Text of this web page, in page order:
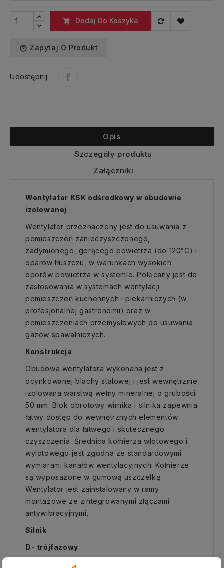
 Dodaj Do Koszyka
help_outline Zapytaj O Produkt
Udostępnij
Opis
Szczegóły produktu
Załączniki
Wentylator KSK odśrodkowy w obudowie
izolowanej
Wentylator przeznaczony jest do usuwania z
pomieszczeń zanieczyszczonego,
zadymionego, gorącego powietrza (do 120°C) i
oparów tłuszczu, w warunkach wysokich
oporów powietrza w systemie. Polecany jest do
zastosowania w systemach wentylacji
pomieszczeń kuchennych i piekarniczych (w
profesjonalnej gastronomii) oraz w
pomieszczeniach przemysłowych do usuwania
gazów spawalniczych.
Konstrukcja
Obudowa wentylatora wykonana jest z
ocynkowanej blachy stalowej i jest wewnętrznie
izolowana warstwą wełny mineralnej o grubości
50 mm. Blok obrotowy wirnika i silnika zapewnia
łatwy dostęp do wewnętrznych elementów
wentylatora dla łatwego i skutecznego
czyszczenia. Średnica kołnierza wlotowego i
wylotowego jest zgodna ze standardowymi
wymiarami kanałów wentylacyjnych. Kołnierze
są wyposażone w gumową uszczelkę.
Wentylator jest zainstalowany w ramy
montażowe ze zintegrowanymi złączami
antywibracyjnymi.
Silnik
D- trójfazowy
Wentylator jest wyposażony w niezawodny,